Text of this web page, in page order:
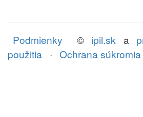
© ipil.sk a
Podmienky
použitia · Ochrana súkromia